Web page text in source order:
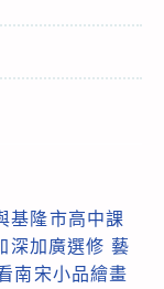
基隆市高中課
深加廣選修 藝
南宋小品繪畫